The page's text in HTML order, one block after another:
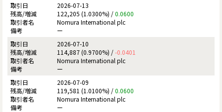
2026-07-13
122,205 (1.0300%) /0.0600
Nomura International plc
ー
2026-07-10
114,887 (0.9700%) /-0.0401
Nomura International plc
ー
2026-07-09
119,581 (1.0100%) /0.0600
Nomura International plc
ー